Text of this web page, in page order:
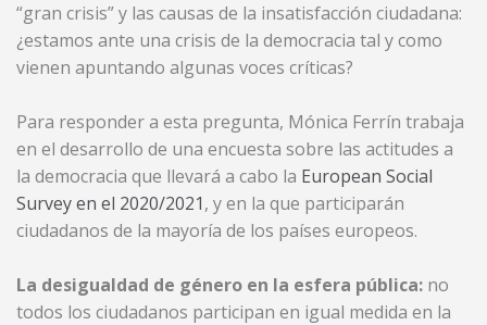
“gran crisis” y las causas de la insatisfacción ciudadana:
¿estamos ante una crisis de la democracia tal y como
vienen apuntando algunas voces críticas?
Para responder a esta pregunta, Mónica Ferrín trabaja
en el desarrollo de una encuesta sobre las actitudes a
la democracia que llevará a cabo la European Social
Survey en el 2020/2021, y en la que participarán
ciudadanos de la mayoría de los países europeos.
La desigualdad de género en la esfera pública: no
todos los ciudadanos participan en igual medida en la